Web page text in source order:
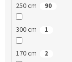
250 cm 90
300 cm 1
170 cm 2